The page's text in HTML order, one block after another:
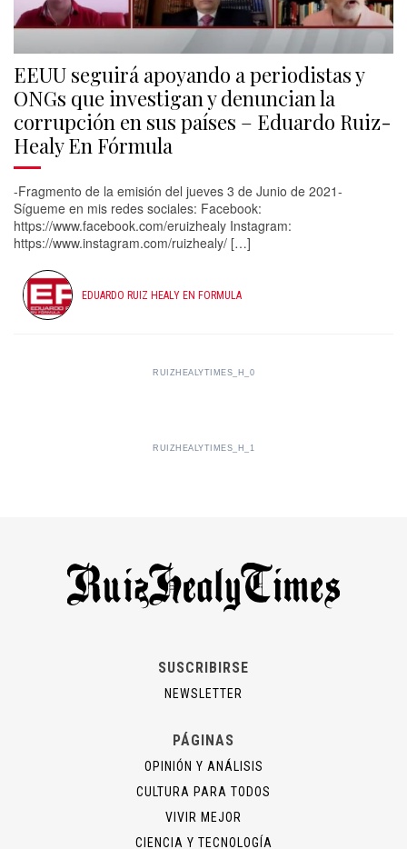
EEUU seguirá apoyando a periodistas y
ONGs que investigan y denuncian la
corrupción en sus países – Eduardo Ruiz-
Healy En Fórmula
-Fragmento de la emisión del jueves 3 de Junio de 2021-
Sígueme en mis redes sociales: Facebook:
https://www.facebook.com/eruizhealy Instagram:
https://www.instagram.com/ruizhealy/ […]
EDUARDO RUIZ HEALY EN FORMULA
RUIZHEALYTIMES_H_0
RUIZHEALYTIMES_H_1
SUSCRIBIRSE
NEWSLETTER
PÁGINAS
OPINIÓN Y ANÁLISIS
CULTURA PARA TODOS
VIVIR MEJOR
CIENCIA Y TECNOLOGÍA